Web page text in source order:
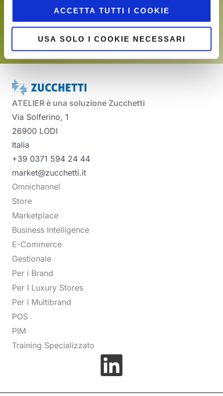
ACCETTA TUTTI I COOKIE
USA SOLO I COOKIE NECESSARI
Frase predefinita del footer
SCOPRI
ATELIER è una soluzione Zucchetti
Via Solferino, 1
26900 LODI
Italia
+39 0371 594 24 44
market@zucchetti.it
Omnichannel
Store
Marketplace
Business Intelligence
E-Commerce
Gestionale
Per i Brand
Per I Luxury Stores
Per i Multibrand
POS
PIM
Training Specializzato